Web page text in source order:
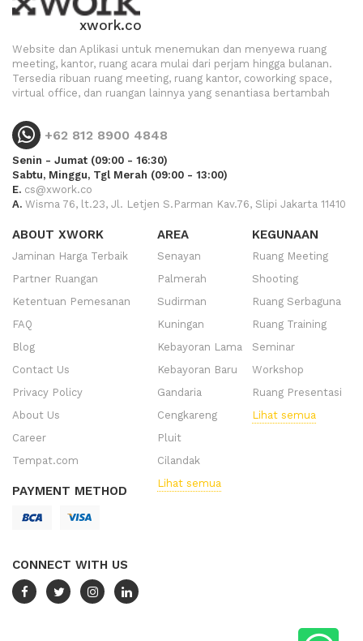
xwork.co
Website dan Aplikasi untuk menemukan dan menyewa ruang
meeting, kantor, ruang acara mulai dari perjam hingga bulanan.
Tersedia ribuan ruang meeting, ruang kantor, coworking space,
virtual office, dan ruangan lainnya yang senantiasa bertambah
+62 812 8900 4848
Senin - Jumat (09:00 - 16:30)
Sabtu, Minggu, Tgl Merah (09:00 - 13:00)
E. cs@xwork.co
A. Wisma 76, lt.23, Jl. Letjen S.Parman Kav.76, Slipi Jakarta 11410
ABOUT XWORK
Jaminan Harga Terbaik
Partner Ruangan
Ketentuan Pemesanan
FAQ
Blog
Contact Us
Privacy Policy
About Us
Career
Tempat.com
PAYMENT METHOD
CONNECT WITH US
AREA
Senayan
Palmerah
Sudirman
Kuningan
Kebayoran Lama
Kebayoran Baru
Gandaria
Cengkareng
Pluit
Cilandak
Lihat semua
KEGUNAAN
Ruang Meeting
Shooting
Ruang Serbaguna
Ruang Training
Seminar
Workshop
Ruang Presentasi
Lihat semua